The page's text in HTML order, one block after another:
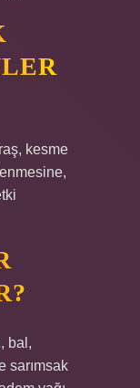
kesme
bal,
sarımsak